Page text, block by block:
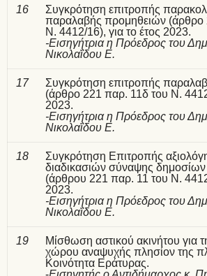
16
Συγκρότηση επιτροπής
παραλαβής προμηθειών (άρθρο
Ν. 4412/16), για το έτος 2023.
-Εισηγήτρια η Πρόεδρος του
Νικολαΐδου Ε.
17
Συγκρότηση επιτροπής
(άρθρο 221 παρ. 11δ του Ν.
2023.
-Εισηγήτρια η Πρόεδρος του
Νικολαΐδου Ε.
18
Συγκρότηση Επιτροπής
διαδικασιών σύναψης
(άρθρου 221 παρ. 11 του Ν.
2023.
-Εισηγήτρια η Πρόεδρος του
Νικολαΐδου Ε.
19
Μίσθωση αστικού ακινήτου για
χώρου αναψυχής πλησίον της
Κοινότητα Εράτυρας.